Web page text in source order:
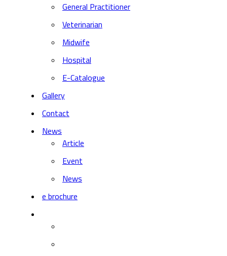
General Practitioner
Veterinarian
Midwife
Hospital
E-Catalogue
Gallery
Contact
News
Article
Event
News
e brochure